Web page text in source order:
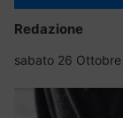
Redazione
sabato 26